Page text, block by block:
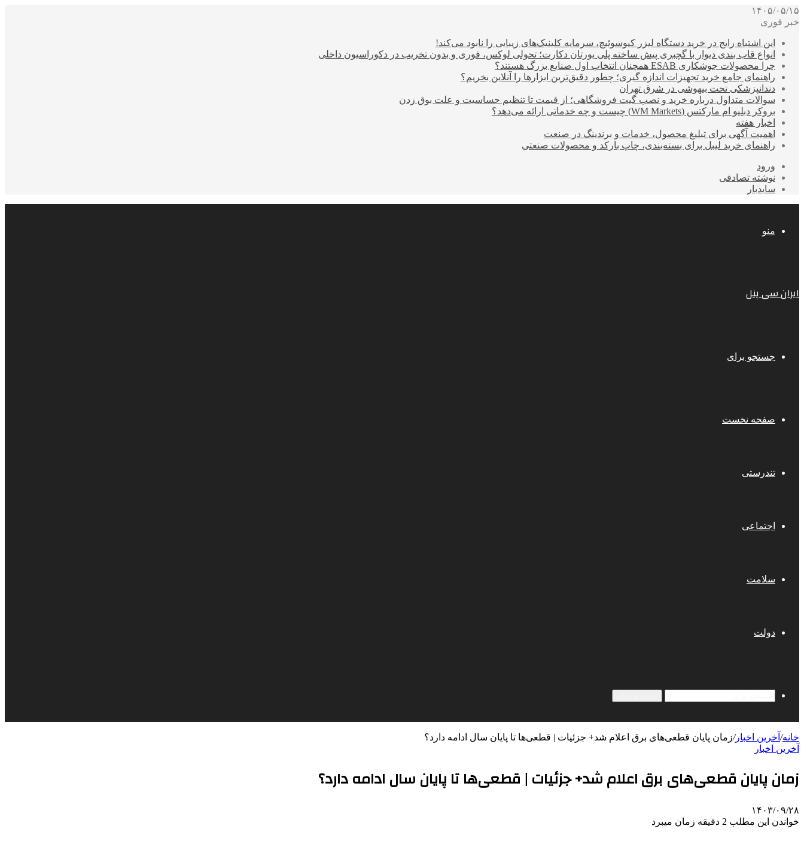
۱۴۰۵/۰۵/۱۵
خبر فوری
این اشتباه رایج در خرید دستگاه لیزر کیوسوئیچ، سرمایه کلینیک‌های زیبایی را نابود می‌کند!
انواع قاب بندی دیوار با گچبری پیش ساخته پلی یورتان دکارت؛ تحولی لوکس، فوری و بدون تخریب در دکوراسیون داخلی
چرا محصولات جوشکاری ESAB همچنان انتخاب اول صنایع بزرگ هستند؟
راهنمای جامع خرید تجهیزات اندازه گیری؛ چطور دقیق‌ترین ابزارها را آنلاین بخریم؟
دندانپزشکی تحت بیهوشی در شرق تهران
سوالات متداول درباره خرید و نصب گیت فروشگاهی؛ از قیمت تا تنظیم حساسیت و علت بوق زدن
بروکر دبلیو ام مارکتس (WM Markets) چیست و چه خدماتی ارائه می‌دهد؟
اخبار هفته
اهمیت آگهی برای تبلیغ محصول، خدمات و برندینگ در صنعت
راهنمای خرید لیبل برای بسته‌بندی، چاپ بارکد و محصولات صنعتی
ورود
نوشته تصادفی
سایدبار
منو
ایران سی پنل
جستجو برای
صفحه نخست
تندرستی
اجتماعی
سلامت
دولت
خانه/ آخرین اخبار/زمان پایان قطعی‌های برق اعلام شد+ جزئیات | قطعی‌ها تا پایان سال ادامه دارد؟
آخرین اخبار
زمان پایان قطعی‌های برق اعلام شد+ جزئیات | قطعی‌ها تا پایان سال ادامه دارد؟
۱۴۰۳/۰۹/۲۸
خواندن این مطلب 2 دقیقه زمان میبرد